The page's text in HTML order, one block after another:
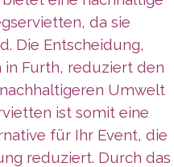
da sie
Die Entscheidung,
Furth, reduziert den
Umwelt
ist somit eine
für Ihr Event, die
reduziert. Durch das